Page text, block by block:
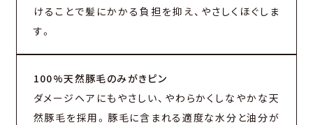
けることで髪にかかる負担を抑え、やさしくほぐしま
す。
100%天然豚毛のみがきピン
ダメージヘアにもやさしい、やわらかくしなやかな天
然豚毛を採用。豚毛に含まれる適度な水分と油分が